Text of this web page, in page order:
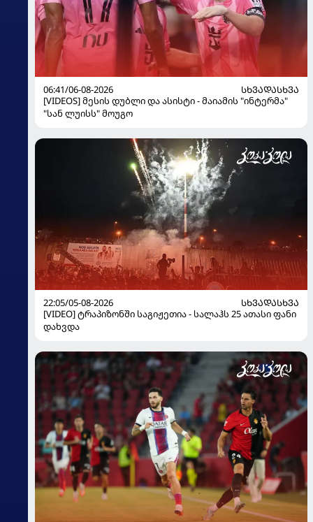
06:41/06-08-2026
ᲡᲮᲕᲐᲓᲐᲡᲮᲕᲐ
[VIDEOS] მესის დუბლი და ასისტი - მაიამის "ინტერმა"
"სან ლუისს" მოუგო
22:05/05-08-2026
ᲡᲮᲕᲐᲓᲐᲡᲮᲕᲐ
[VIDEO] ტრაპიზონში საგიჟეთია - სალაჰს 25 ათასი ფანი
დახვდა